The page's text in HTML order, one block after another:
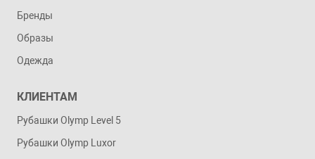
Бренды
Образы
Одежда
КЛИЕНТАМ
Рубашки Olymp Level 5
Рубашки Olymp Luxor